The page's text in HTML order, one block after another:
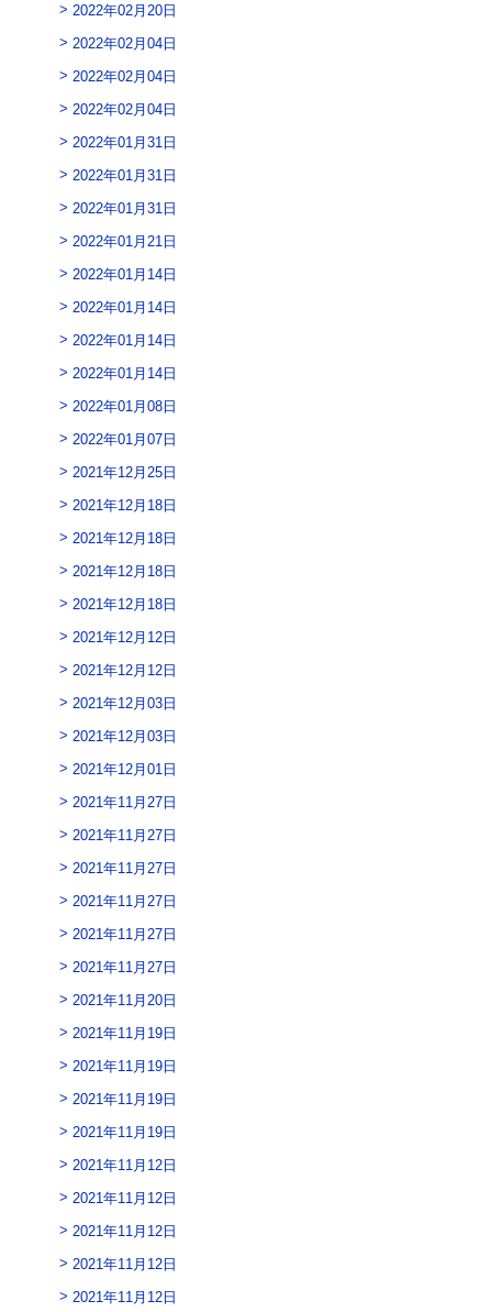
2022年02月20日
2022年02月04日
2022年02月04日
2022年02月04日
2022年01月31日
2022年01月31日
2022年01月31日
2022年01月21日
2022年01月14日
2022年01月14日
2022年01月14日
2022年01月14日
2022年01月08日
2022年01月07日
2021年12月25日
2021年12月18日
2021年12月18日
2021年12月18日
2021年12月18日
2021年12月12日
2021年12月12日
2021年12月03日
2021年12月03日
2021年12月01日
2021年11月27日
2021年11月27日
2021年11月27日
2021年11月27日
2021年11月27日
2021年11月27日
2021年11月20日
2021年11月19日
2021年11月19日
2021年11月19日
2021年11月19日
2021年11月12日
2021年11月12日
2021年11月12日
2021年11月12日
2021年11月12日